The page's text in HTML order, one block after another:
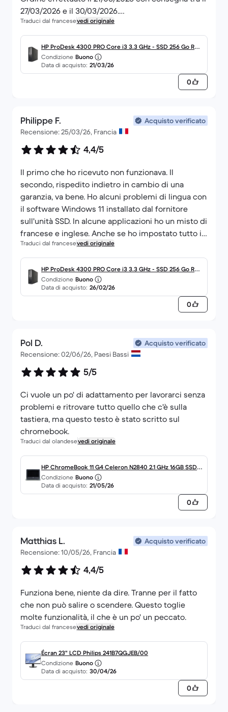
27/03/2026 e il 30/03/2026.
Ricevuto il 03/05/2026.
Dovremo aspettare e vedere se questo si ripeterà
con il prossimo prodotto.
Cordiali saluti
Traduci dal francesevedi originale
HP ProDesk 4300 PRO Core i3 3.3 GHz - SSD 256 Go RA
M 8 Go
Condizione Buono
Data di acquisto: 21/03/26
0
Philippe F.
Acquisto verificato
Recensione: 25/03/26, Francia
4,4/5
Il primo che ho ricevuto non funzionava. Il
secondo, rispedito indietro in cambio di una
garanzia, va bene. Ho alcuni problemi di lingua con
il software Windows 11 installato dal fornitore
sull'unità SSD. In alcune applicazioni ho un misto di
francese e inglese. Anche se ho impostato tutto in
francese.
Traduci dal francesevedi originale
HP ProDesk 4300 PRO Core i3 3.3 GHz - SSD 256 Go RA
M 8 Go
Condizione Buono
Data di acquisto: 26/02/26
0
Pol D.
Acquisto verificato
Recensione: 02/06/26, Paesi Bassi
5/5
Ci vuole un po' di adattamento per lavorarci senza
problemi e ritrovare tutto quello che c'è sulla
tastiera, ma questo testo è stato scritto sul
chromebook.
Traduci dal olandesevedi originale
HP ChromeBook 11 G4 Celeron N2840 2.1 GHz 16GB SSD -
4GB QWERTY - Nederlands
Condizione Buono
Data di acquisto: 21/05/26
0
Matthias L.
Acquisto verificato
Recensione: 10/05/26, Francia
4,4/5
Funziona bene, niente da dire. Tranne per il fatto
che non può salire o scendere. Questo toglie
molte funzionalità, il che è un po' un peccato.
Traduci dal francesevedi originale
Écran 23" LCD Philips 241B7QGJEB/00
Condizione Buono
Data di acquisto: 30/04/26
0